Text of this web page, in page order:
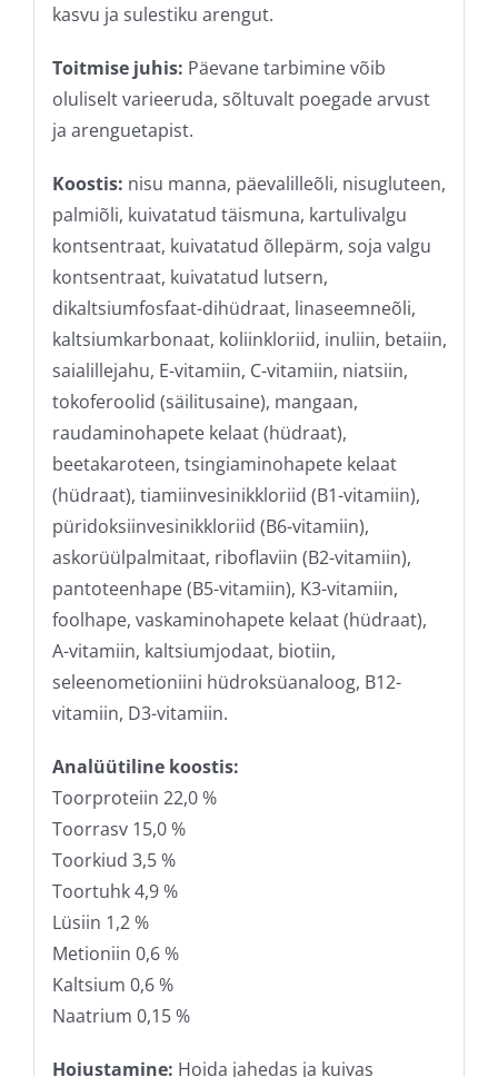
kasvu ja sulestiku arengut.
Toitmise juhis: Päevane tarbimine võib
oluliselt varieeruda, sõltuvalt poegade arvust
ja arenguetapist.
Koostis: nisu manna, päevalilleõli, nisugluteen,
palmiõli, kuivatatud täismuna, kartulivalgu
kontsentraat, kuivatatud õllepärm, soja valgu
kontsentraat, kuivatatud lutsern,
dikaltsiumfosfaat-dihüdraat, linaseemneõli,
kaltsiumkarbonaat, koliinkloriid, inuliin, betaiin,
saialillejahu, E-vitamiin, C-vitamiin, niatsiin,
tokoferoolid (säilitusaine), mangaan,
raudaminohapete kelaat (hüdraat),
beetakaroteen, tsingiaminohapete kelaat
(hüdraat), tiamiinvesinikkloriid (B1-vitamiin),
püridoksiinvesinikkloriid (B6-vitamiin),
askorüülpalmitaat, riboflaviin (B2-vitamiin),
pantoteenhape (B5-vitamiin), K3-vitamiin,
foolhape, vaskaminohapete kelaat (hüdraat),
A-vitamiin, kaltsiumjodaat, biotiin,
seleenometioniini hüdroksüanaloog, B12-
vitamiin, D3-vitamiin.
Analüütiline koostis:
Toorproteiin 22,0 %
Toorrasv 15,0 %
Toorkiud 3,5 %
Toortuhk 4,9 %
Lüsiin 1,2 %
Metioniin 0,6 %
Kaltsium 0,6 %
Naatrium 0,15 %
Hoiustamine: Hoida jahedas ja kuivas